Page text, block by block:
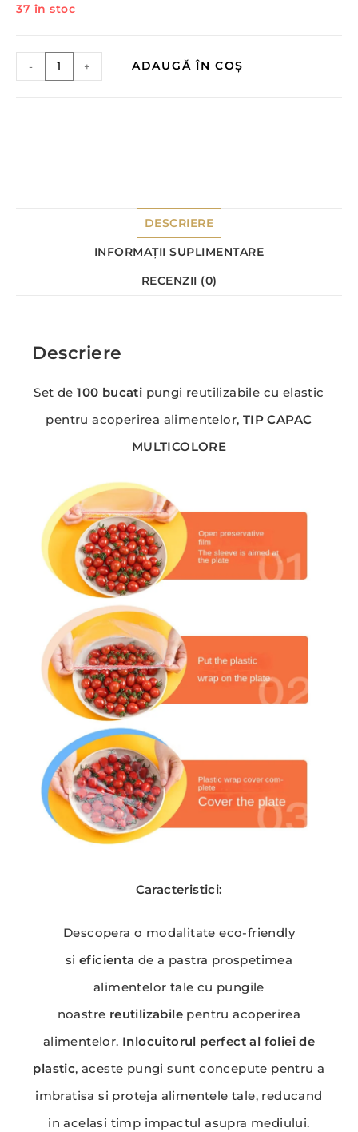
37 în stoc
- + ADAUGĂ ÎN COȘ
DESCRIERE
INFORMAȚII SUPLIMENTARE
RECENZII (0)
Descriere
Set de100 bucati pungi reutilizabile cu elastic
pentru acoperirea alimentelor, TIP CAPAC
MULTICOLORE
Caracteristici:
Descopera o modalitate eco-friendly
si eficienta de a pastra prospetimea
alimentelor tale cu pungile
noastre reutilizabile pentru acoperirea
alimentelor. Inlocuitorul perfect al foliei de
plastic, aceste pungi sunt concepute pentru a
imbratisa si proteja alimentele tale, reducand
in acelasi timp impactul asupra mediului.